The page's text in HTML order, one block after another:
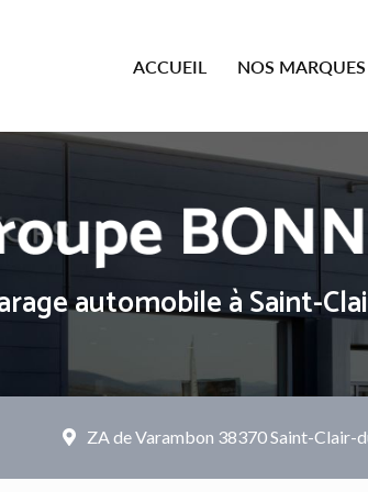
ACCUEIL NOS MARQUES
Offres Peugeot
Offres Renault
automobileà Saint-
ZA de Varambon 38370 Saint-Clair-